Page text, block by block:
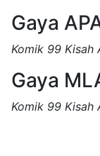
Gaya
Komik 99 Kisah
Gaya
Komik 99 Kisah